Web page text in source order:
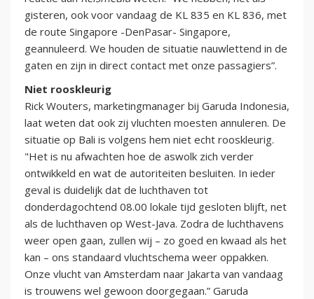
gisteren, ook voor vandaag de KL 835 en KL 836, met
de route Singapore -DenPasar- Singapore,
geannuleerd. We houden de situatie nauwlettend in de
gaten en zijn in direct contact met onze passagiers”.
Niet rooskleurig
Rick Wouters, marketingmanager bij Garuda Indonesia,
laat weten dat ook zij vluchten moesten annuleren. De
situatie op Bali is volgens hem niet echt rooskleurig.
"Het is nu afwachten hoe de aswolk zich verder
ontwikkeld en wat de autoriteiten besluiten. In ieder
geval is duidelijk dat de luchthaven tot
donderdagochtend 08.00 lokale tijd gesloten blijft, net
als de luchthaven op West-Java. Zodra de luchthavens
weer open gaan, zullen wij – zo goed en kwaad als het
kan – ons standaard vluchtschema weer oppakken.
Onze vlucht van Amsterdam naar Jakarta van vandaag
is trouwens wel gewoon doorgegaan.” Garuda